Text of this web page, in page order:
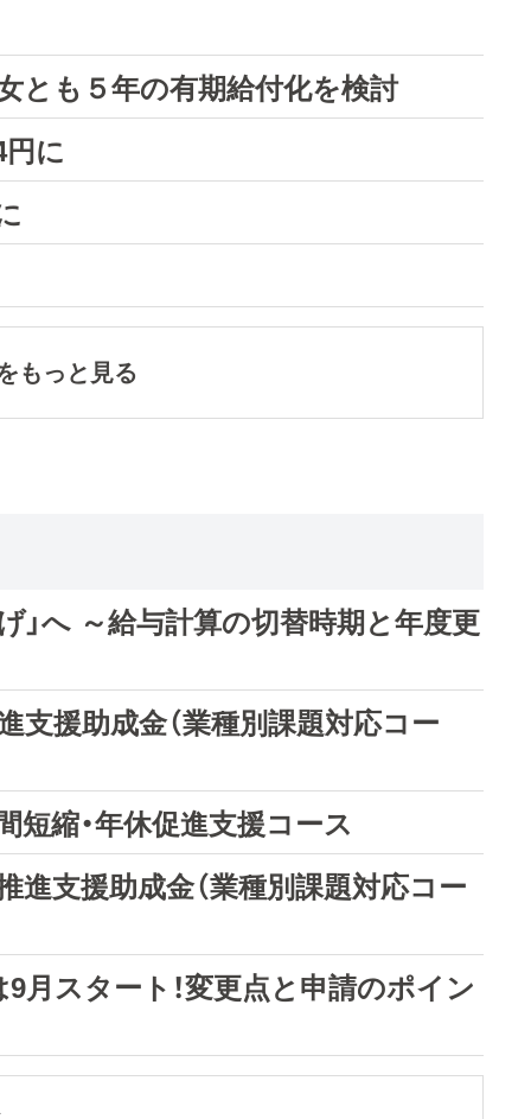
とも５年の有期給付化を検討
に
もっと見る
」へ ～給与計算の切替時期と年度更
支援助成金（業種別課題対応コー
短縮・年休促進支援コース
進支援助成金（業種別課題対応コー
9月スタート！変更点と申請のポイン